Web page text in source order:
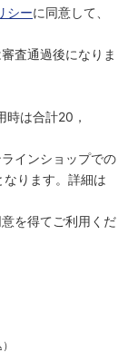
シーに同意して、
査通過後になりま
時は合計20，
インショップでの
ります。詳細は
を得てご利用くだ